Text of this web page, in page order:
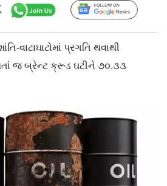
Follow Us
વાટાઘાટોમાં પ્રગતિ થવાથી
જ બ્રેન્ટ ક્રૂડ ઘટીને ૭૦.૩૩